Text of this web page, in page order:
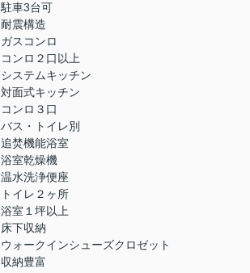
駐車3台可
耐震構造
ガスコンロ
コンロ２口以上
システムキッチン
対面式キッチン
コンロ３口
バス・トイレ別
追焚機能浴室
浴室乾燥機
温水洗浄便座
トイレ２ヶ所
浴室１坪以上
床下収納
ウォークインシューズクロゼット
収納豊富